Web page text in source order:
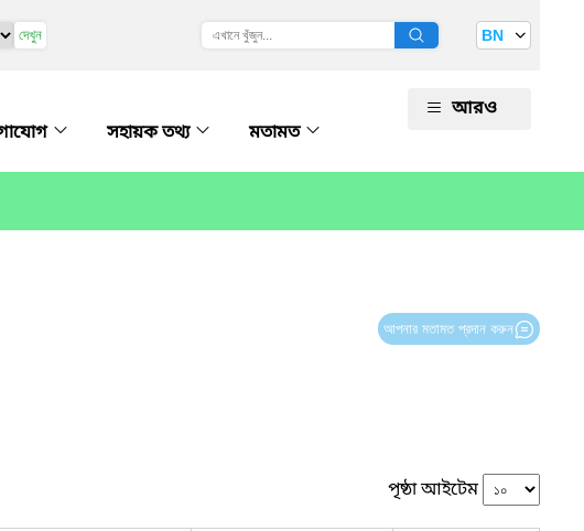
দেখুন BN
সহায়ক তথ্য মতামত
আরও
আপনার মতামত প্রদান করুন
পৃষ্ঠা আইটেম